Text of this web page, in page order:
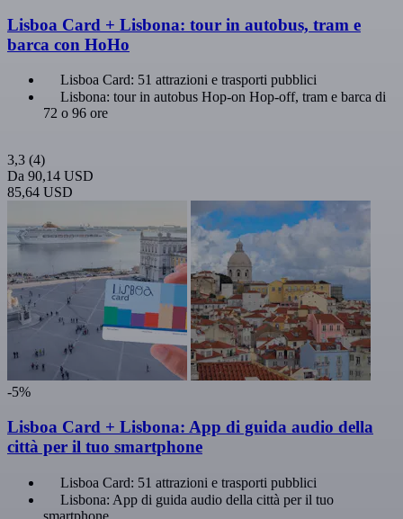
Lisboa Card + Lisbona: tour in autobus, tram e
barca con HoHo
Lisboa Card: 51 attrazioni e trasporti pubblici
Lisbona: tour in autobus Hop-on Hop-off, tram e barca di
72 o 96 ore
3,3 (4)
Da 90,14 USD
85,64 USD
-5%
Lisboa Card + Lisbona: App di guida audio della
città per il tuo smartphone
Lisboa Card: 51 attrazioni e trasporti pubblici
Lisbona: App di guida audio della città per il tuo
smartphone